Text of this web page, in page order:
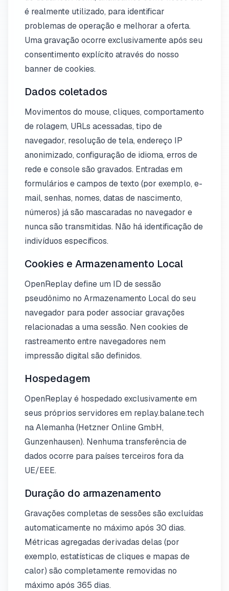
é realmente utilizado, para identificar
problemas de operação e melhorar a oferta.
Uma gravação ocorre exclusivamente após seu
consentimento explícito através do nosso
banner de cookies.
Dados coletados
Movimentos do mouse, cliques, comportamento
de rolagem, URLs acessadas, tipo de
navegador, resolução de tela, endereço IP
anonimizado, configuração de idioma, erros de
rede e console são gravados. Entradas em
formulários e campos de texto (por exemplo, e-
mail, senhas, nomes, datas de nascimento,
números) já são mascaradas no navegador e
nunca são transmitidas. Não há identificação de
indivíduos específicos.
Cookies e Armazenamento Local
OpenReplay define um ID de sessão
pseudônimo no Armazenamento Local do seu
navegador para poder associar gravações
relacionadas a uma sessão. Nen cookies de
rastreamento entre navegadores nem
impressão digital são definidos.
Hospedagem
OpenReplay é hospedado exclusivamente em
seus próprios servidores em replay.balane.tech
na Alemanha (Hetzner Online GmbH,
Gunzenhausen). Nenhuma transferência de
dados ocorre para países terceiros fora da
UE/EEE.
Duração do armazenamento
Gravações completas de sessões são excluídas
automaticamente no máximo após 30 dias.
Métricas agregadas derivadas delas (por
exemplo, estatísticas de cliques e mapas de
calor) são completamente removidas no
máximo após 365 dias.